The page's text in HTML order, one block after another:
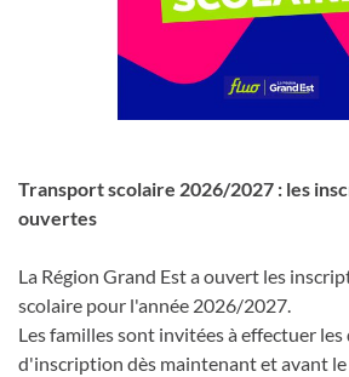
Transport scolaire 2026/2027 : les
ouvertes
La Région Grand Est a ouvert les
scolaire pour l'année 2026/2027.
Les familles sont invitées à effectuer les
d'inscription dès maintenant et avant le